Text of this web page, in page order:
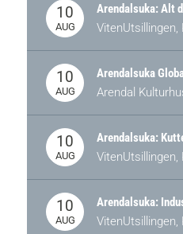
10
AUG
VitenUtsillingen,
10
AUG
10
AUG
VitenUtsillingen,
10
AUG
Arendalsuka:
VitenUtsillingen,